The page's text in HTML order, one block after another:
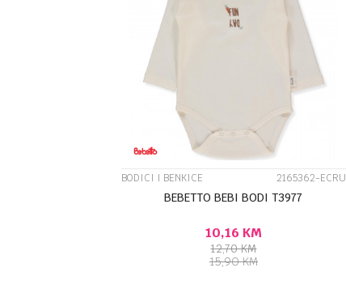
BODICI I BENKICE 2165362-ECRU
BEBETTO BEBI BODI T3977
10,16 KM
12,70KM
15,90KM